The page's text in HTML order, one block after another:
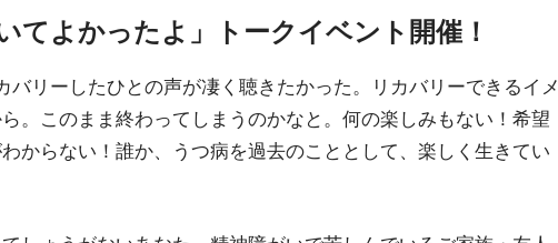
てよかったよ」トークイベント開催！
バリーしたひとの声が凄く聴きたかった。リカバリーできるイメ
。このまま終わってしまうのかなと。何の楽しみもない！希望
からない！誰か、うつ病を過去のこととして、楽しく生きてい